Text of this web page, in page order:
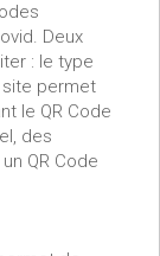
Deux
: le type
site permet
le QR Code
des
QR Code